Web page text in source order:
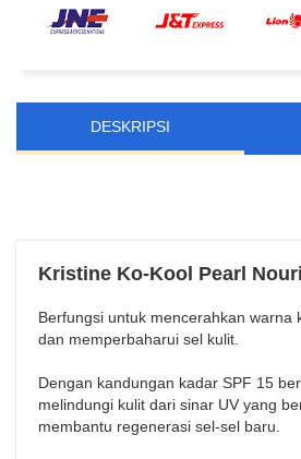
DESKRIPSI
Kristine Ko-Kool Pearl
Berfungsi untuk mencerahkan warna
dan memperbaharui sel kulit.
Dengan kandungan kadar SPF 15
melindungi kulit dari sinar UV yang
membantu regenerasi sel-sel baru.